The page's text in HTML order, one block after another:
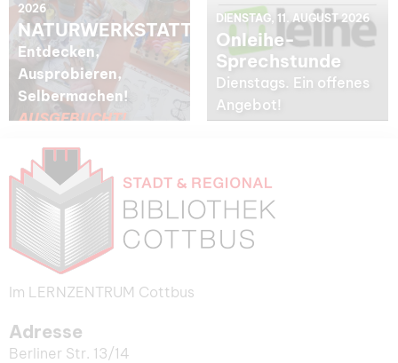
2026
NATURWERKSTATT
Entdecken,
Ausprobieren,
Selbermachen!
AUSGEBUCHT!
DIENSTAG, 11. AUGUST 2026
Onleihe-
Sprechstunde
Dienstags. Ein offenes
Angebot!
Im LERNZENTRUM Cottbus
Adresse
Berliner Str. 13/14